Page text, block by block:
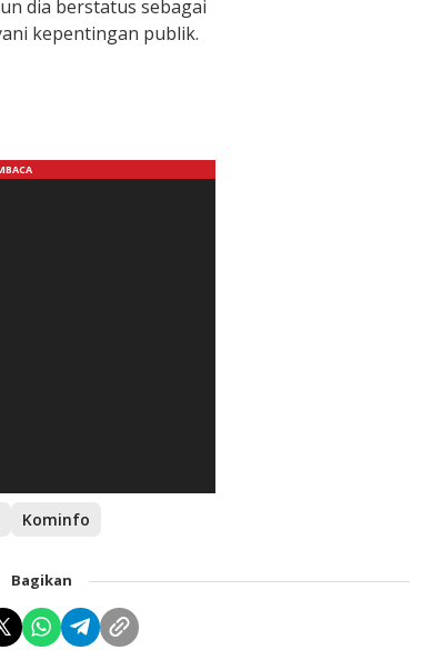
dia berstatus sebagai
kepentingan publik.
Kominfo
Bagikan